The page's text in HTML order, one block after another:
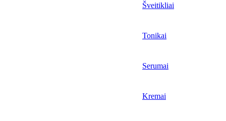
Šveitikliai
Tonikai
Serumai
Kremai